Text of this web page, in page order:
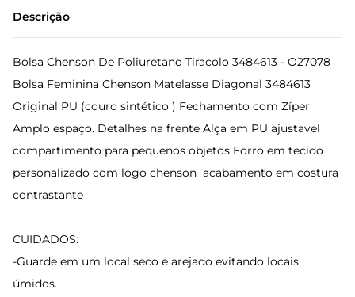
Descrição
Bolsa Chenson De Poliuretano Tiracolo 3484613 - O27078
Bolsa Feminina Chenson Matelasse Diagonal 3484613
Original PU (couro sintético ) Fechamento com Zíper
Amplo espaço. Detalhes na frente Alça em PU ajustavel
compartimento para pequenos objetos Forro em tecido
personalizado com logo chenson acabamento em costura
contrastante
CUIDADOS:
-Guarde em um local seco e arejado evitando locais
úmidos.